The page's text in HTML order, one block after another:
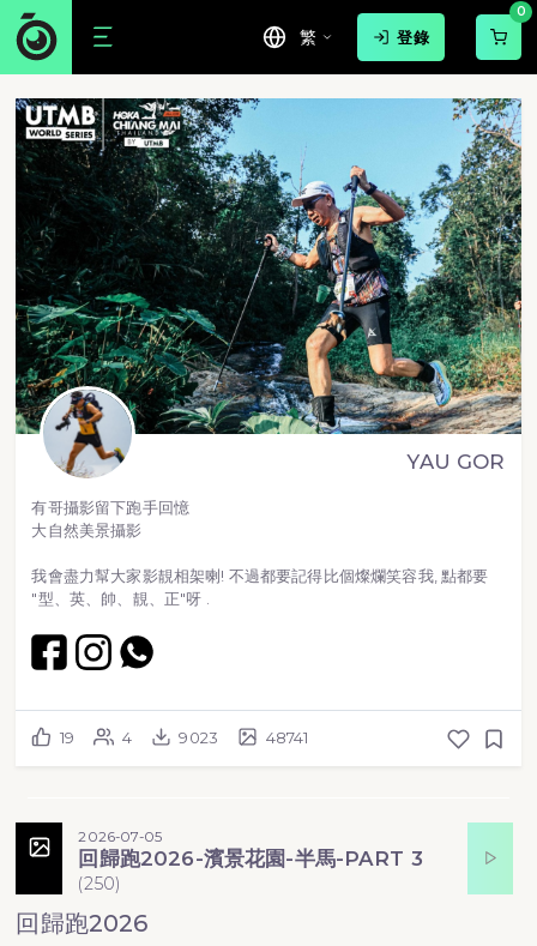
繁 登錄
0
YAU GOR
有哥攝影留下跑手回憶
大自然美景攝影
我會盡力幫大家影靚相架喇! 不過都要記得比個燦爛笑容我, 點都要
"型、英、帥、靚、正"呀 .
19 4 9023 48741
2026-07-05
回歸跑2026-濱景花園-半馬-PART 3
(250)
回歸跑2026